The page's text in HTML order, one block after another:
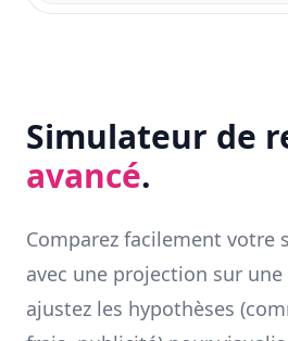
Simulateur de
avancé.
Comparez facilement votre
avec une projection sur
ajustez les hypothèses